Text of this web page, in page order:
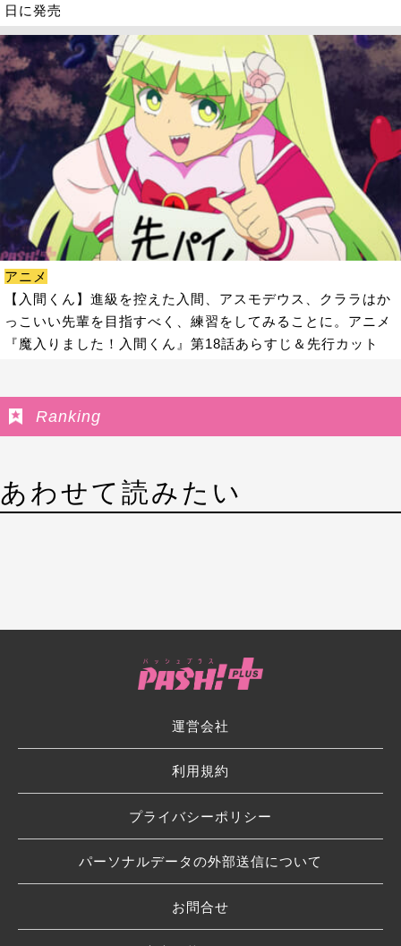
日に発売
アニメ
【入間くん】進級を控えた入間、アスモデウス、クララはか
っこいい先輩を目指すべく、練習をしてみることに。アニメ
『魔入りました！入間くん』第18話あらすじ＆先行カット
Ranking
あわせて読みたい
運営会社
利用規約
プライバシーポリシー
パーソナルデータの外部送信について
お問合せ